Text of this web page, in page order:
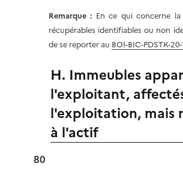
Remarque : En ce qui concerne
récupérables identifiables ou non
de se reporter au BOI-BIC-PDSTK-
H. Immeubles
l'exploitant,
l'exploitation, mais
à l'actif
80